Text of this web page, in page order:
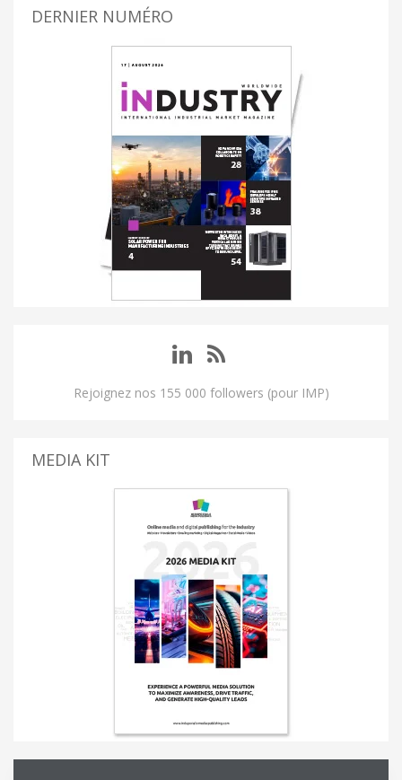
DERNIER NUMÉRO
Rejoignez nos 155 000 followers (pour IMP)
MEDIA KIT